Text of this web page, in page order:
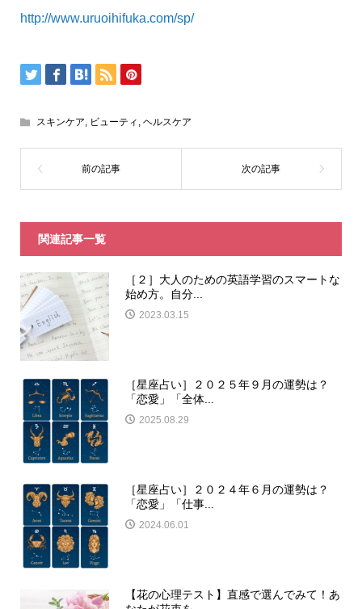
http://www.uruoihifuka.com/sp/
スキンケア ビューティ ヘルスケア
関連記事一覧
［２］大人のための英語学習のスマートな
始め方。自分...
2023.03.15
［星座占い］２０２５年９月の運勢は？
「恋愛」「全体...
2025.08.29
［星座占い］２０２４年６月の運勢は？
「恋愛」「仕事...
2024.06.01
【花の心理テスト】直感で選んでみて！あ